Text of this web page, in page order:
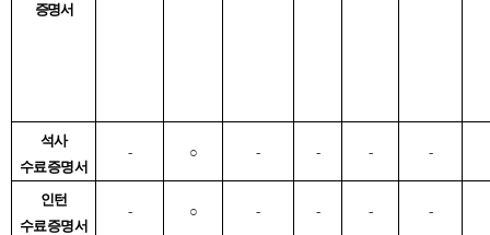
증명서
석사
수료증명서
- ○ - - - -
인턴
수료증명서
- ○ - - - -